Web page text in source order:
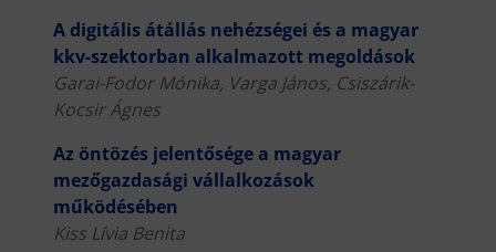
A digitális átállás nehézségei és a magyar
kkv-szektorban alkalmazott megoldások
Garai-Fodor Mónika, Varga János, Csiszárik-
Kocsir Ágnes
Az öntözés jelentősége a magyar
mezőgazdasági vállalkozások
működésében
Kiss Lívia Benita